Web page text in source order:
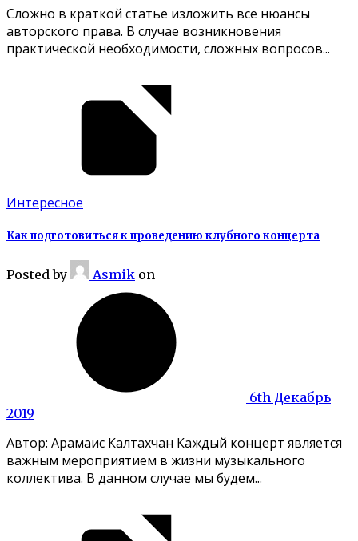
Сложно в краткой статье изложить все нюансы
авторского права. В случае возникновения
практической необходимости, сложных вопросов...
Интересное
Как подготовиться к проведению клубного концерта
Postedby Asmik on
6th Декабрь
2019
Автор: Арамаис Калтахчан Каждый концерт является
важным мероприятием в жизни музыкального
коллектива. В данном случае мы будем...